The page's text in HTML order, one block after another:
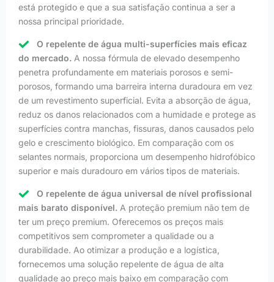
está protegido e que a sua satisfação continua a ser a
nossa principal prioridade.
O repelente de água multi-superfícies mais eficaz
do mercado. A nossa fórmula de elevado desempenho
penetra profundamente em materiais porosos e semi-
porosos, formando uma barreira interna duradoura em vez
de um revestimento superficial. Evita a absorção de água,
reduz os danos relacionados com a humidade e protege as
superfícies contra manchas, fissuras, danos causados pelo
gelo e crescimento biológico. Em comparação com os
selantes normais, proporciona um desempenho hidrofóbico
superior e mais duradouro em vários tipos de materiais.
O repelente de água universal de nível profissional
mais barato disponível. A proteção premium não tem de
ter um preço premium. Oferecemos os preços mais
competitivos sem comprometer a qualidade ou a
durabilidade. Ao otimizar a produção e a logística,
fornecemos uma solução repelente de água de alta
qualidade ao preço mais baixo em comparação com